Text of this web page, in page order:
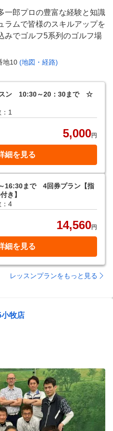
一郎プロの豊富な経験と知識
ラムで皆様のスキルアップを
みでゴルフ5系列のゴルフ場
地10 (地図・経路)
スン 10:30～20：30まで ☆
1
5,000円
細を見る
16:30まで 4回券プラン【指
き】
：4
14,560円
細を見る
レッスンプランをもっと見る
牧店